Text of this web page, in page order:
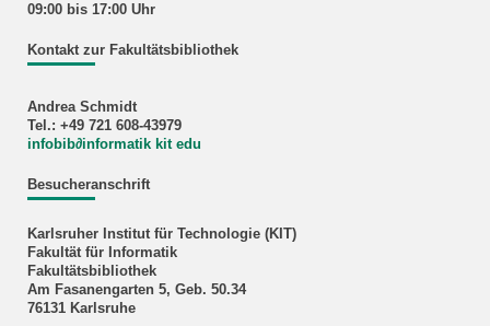
09:00 bis 17:00 Uhr
Kontakt zur Fakultätsbibliothek
Andrea Schmidt
Tel.: +49 721 608-43979
infobib∂informatik kit edu
Besucheranschrift
Karlsruher Institut für Technologie (KIT)
Fakultät für Informatik
Fakultätsbibliothek
Am Fasanengarten 5, Geb. 50.34
76131 Karlsruhe